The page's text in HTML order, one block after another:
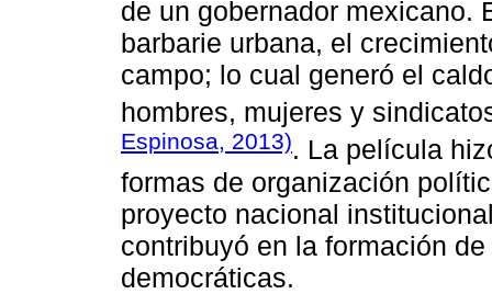
de un gobernador mexicano.
barbarie urbana, el
campo; lo cual generó el
hombres, mujeres y
Espinosa, 2013). La película
formas de organización
proyecto nacional
contribuyó en la formación
democráticas.